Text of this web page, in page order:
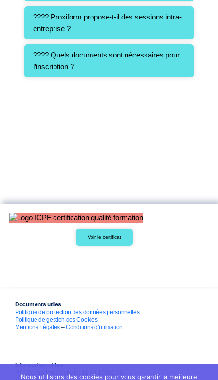
???? Proxiform propose-t-il des sessions intra-
entreprise ?
???? Quels documents sont nécessaires pour
l’inscription ?
Voir le certificat
Documents utiles
Politique de protection des données personnelles
Politique de gestion des Cookies
Mentions Légales –Conditions d’utilisation
Information utiles
N° Déclaration d’activité: 11 93 10935 93
Nous utilisons des cookies pour vous garantir la meilleure